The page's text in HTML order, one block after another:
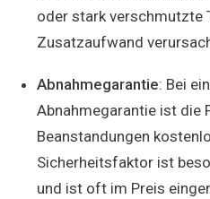
oder stark verschmutzte
Zusatzaufwand
Abnahmegarantie: Bei
Abnahmegarantie ist die
Beanstandungen
Sicherheitsfaktor ist
und ist oft im Preis